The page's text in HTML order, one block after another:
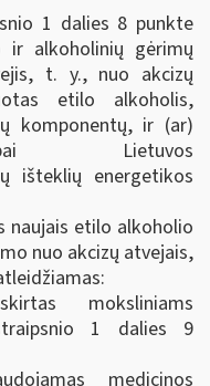
1 dalies 8 punkte
alkoholinių gėrimų
t. y., nuo akcizų
etilo alkoholis,
komponentų, ir (ar)
Lietuvos
išteklių energetikos
naujais etilo alkoholio
nuo akcizų atvejais,
moksliniams
1 dalies 9
medicinos